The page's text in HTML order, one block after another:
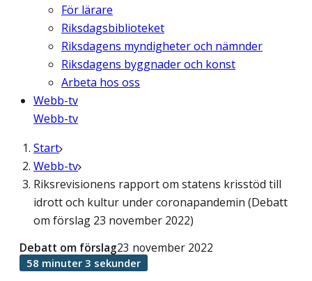
För lärare
Riksdagsbiblioteket
Riksdagens myndigheter och nämnder
Riksdagens byggnader och konst
Arbeta hos oss
Webb-tv
Webb-tv
Start
Webb-tv
Riksrevisionens rapport om statens krisstöd till
idrott och kultur under coronapandemin (Debatt
om förslag 23 november 2022)
Debatt om förslag23 november 2022
58 minuter 3 sekunder